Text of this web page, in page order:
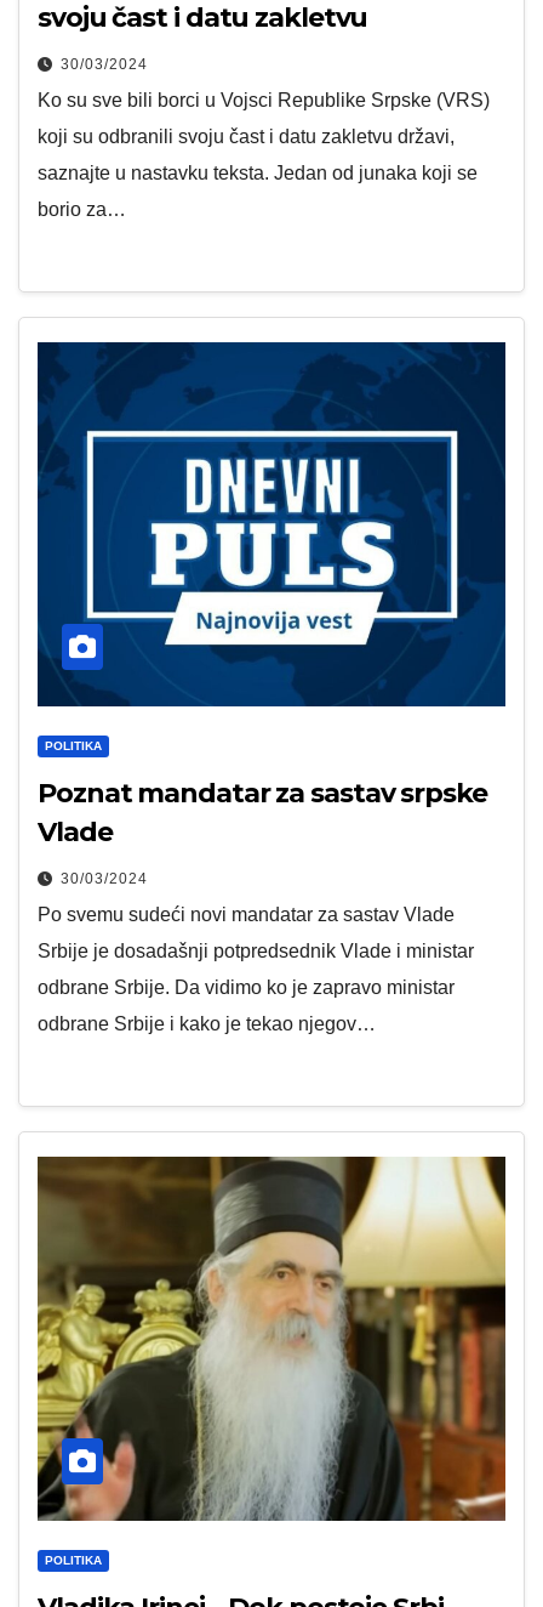
svoju čast i datu zakletvu
30/03/2024
Ko su sve bili borci u Vojsci Republike Srpske (VRS)
koji su odbranili svoju čast i datu zakletvu državi,
saznajte u nastavku teksta. Jedan od junaka koji se
borio za…
POLITIKA
Poznat mandatar za sastav srpske
Vlade
30/03/2024
Po svemu sudeći novi mandatar za sastav Vlade
Srbije je dosadašnji potpredsednik Vlade i ministar
odbrane Srbije. Da vidimo ko je zapravo ministar
odbrane Srbije i kako je tekao njegov…
POLITIKA